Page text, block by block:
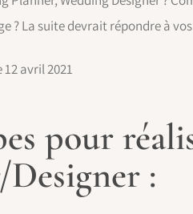
? La suite devrait répondre à
avril 2021
pour
: